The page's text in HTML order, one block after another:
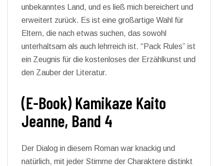
unbekanntes Land, und es ließ mich bereichert und
erweitert zurück. Es ist eine großartige Wahl für
Eltern, die nach etwas suchen, das sowohl
unterhaltsam als auch lehrreich ist. “Pack Rules” ist
ein Zeugnis für die kostenloses der Erzählkunst und
den Zauber der Literatur.
(E-Book) Kamikaze Kaito
Jeanne, Band 4
Der Dialog in diesem Roman war knackig und
natürlich, mit jeder Stimme der Charaktere distinkt